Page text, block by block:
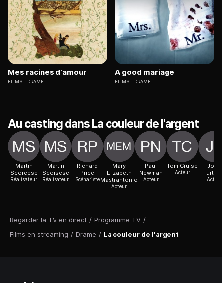
Regarder la TV en direct / Programme TV /
Films en streaming / Drame / La couleur de l'argent
Mes racines d'amour
FILMS DRAME
A good mariage
FILMS DRAME
Au casting dans La couleur de l'argent
Martin
Scorcese
Réalisateur
Martin
Scorsese
Réalisateur
Richard
Price
Scénariste
Mary
Elizabeth
Mastrantonio
Acteur
Paul
Newman
Acteur
Tom Cruise
Acteur
John
Acteur